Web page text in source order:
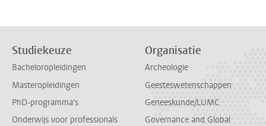
Studiekeuze
Bacheloropleidingen
Masteropleidingen
PhD-programma's
Onderwijs voor professionals
Organisatie
Archeologie
Geesteswetenschappen
Geneeskunde/LUMC
Governance and Global